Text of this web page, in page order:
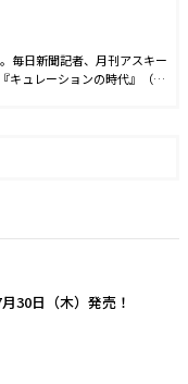
毎日新聞記者、月刊アスキー
キュレーションの時代』（ち
30日（木）発売！